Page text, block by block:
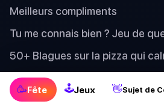
🥳Fête 🕹Jeux 👋Sujet de
Meilleurs compliments
Tu me connais bien ? Jeu de
50+ Blagues sur la pizza qui
35+ Blagues de Papa de Noël
Divertir ta Famille